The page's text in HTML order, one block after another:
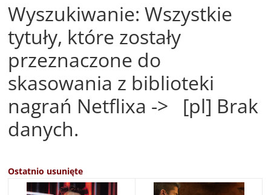
Wyszukiwanie: Wszystkie
tytuły, które zostały
przeznaczone do
skasowania z biblioteki
nagrań Netflixa -> [pl] Brak
danych.
Ostatnio usunięte